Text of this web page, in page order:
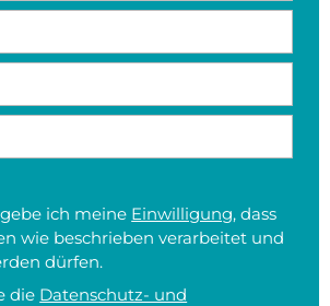
ich meine Einwilligung, dass
wie beschrieben verarbeitet und
dürfen.
die Datenschutz- und